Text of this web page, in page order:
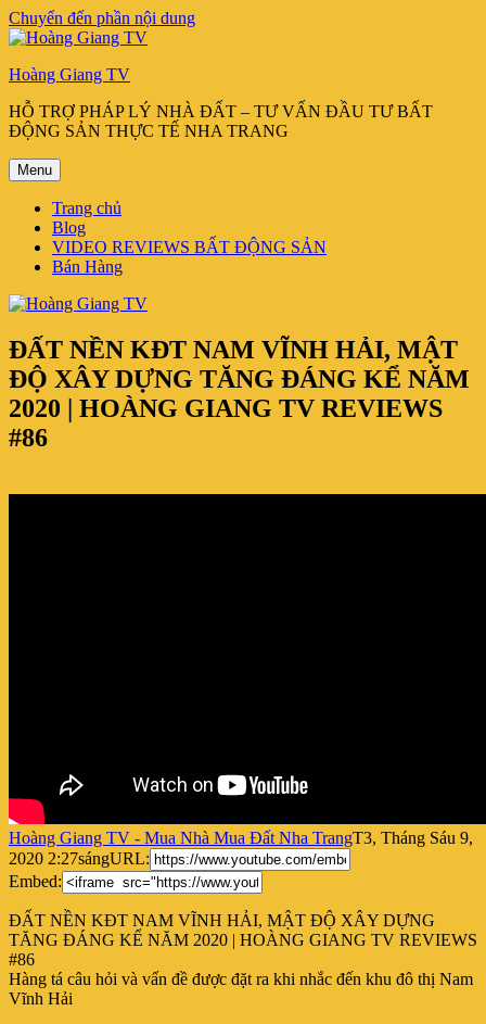
Chuyển đến phần nội dung
Hoàng Giang TV
HỖ TRỢ PHÁP LÝ NHÀ ĐẤT – TƯ VẤN ĐẦU TƯ BẤT
ĐỘNG SẢN THỰC TẾ NHA TRANG
Menu
Trang chủ
Blog
VIDEO REVIEWS BẤT ĐỘNG SẢN
Bán Hàng
ĐẤT NỀN KĐT NAM VĨNH HẢI, MẬT
ĐỘ XÂY DỰNG TĂNG ĐÁNG KỂ NĂM
2020 | HOÀNG GIANG TV REVIEWS
#86
Hoàng Giang TV - Mua Nhà Mua Đất Nha TrangT3, Tháng Sáu 9,
2020 2:27sángURL:
Embed:
ĐẤT NỀN KĐT NAM VĨNH HẢI, MẬT ĐỘ XÂY DỰNG
TĂNG ĐÁNG KỂ NĂM 2020 | HOÀNG GIANG TV REVIEWS
#86
Hàng tá câu hỏi và vấn đề được đặt ra khi nhắc đến khu đô thị Nam
Vĩnh Hải